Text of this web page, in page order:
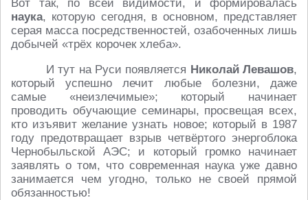
Вот так, по всей видимости, и формировалась
наука, которую сегодня, в основном, представляет
серая масса посредственностей, озабоченных лишь
добычей «трёх корочек хлеба».
И тут на Руси появляется Николай Левашов,
который успешно лечит любые болезни, даже
самые «неизлечимые»; который начинает
проводить обучающие семинары, просвещая всех,
кто изъявит желание узнать новое; который в 1987
году предотвращает взрыв четвёртого энергоблока
Чернобыльской АЭС; и который громко начинает
заявлять о том, что современная наука уже давно
занимается чем угодно, только не своей прямой
обязанностью!